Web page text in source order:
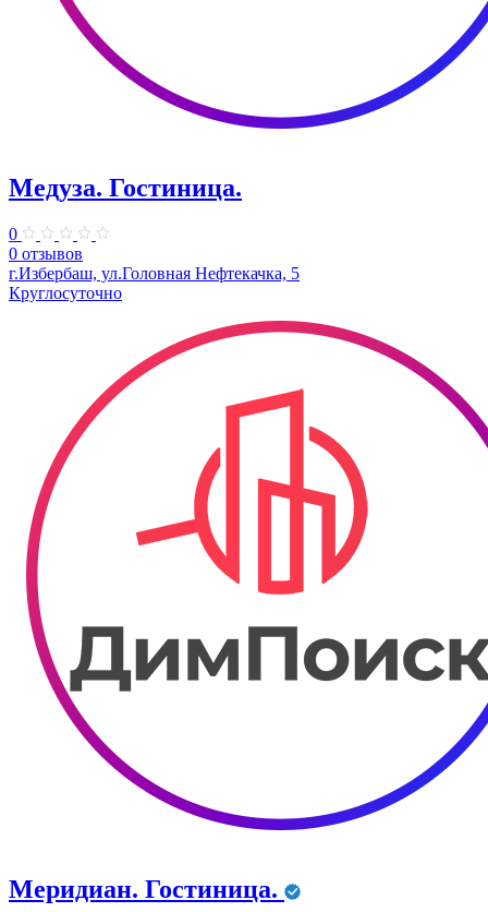
Медуза. Гостиница.
0
0 отзывов
г.Избербаш, ул.Головная Нефтекачка, 5
Круглосуточно
Меридиан. Гостиница.